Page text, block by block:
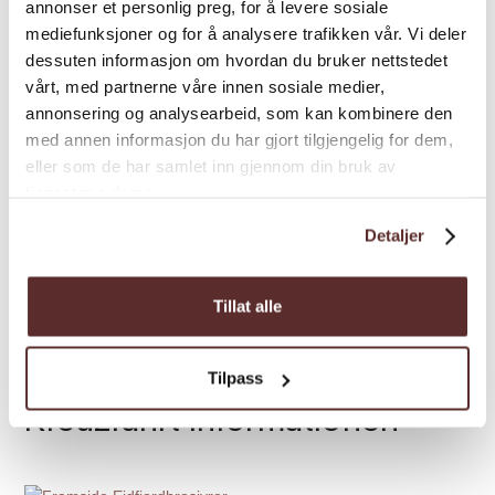
annonser et personlig preg, for å levere sosiale
mediefunksjoner og for å analysere trafikken vår. Vi deler
dessuten informasjon om hvordan du bruker nettstedet
vårt, med partnerne våre innen sosiale medier,
annonsering og analysearbeid, som kan kombinere den
med annen informasjon du har gjort tilgjengelig for dem,
eller som de har samlet inn gjennom din bruk av
Detaljer
Tillat alle
Tilpass
Kreuzfahrt Informationen